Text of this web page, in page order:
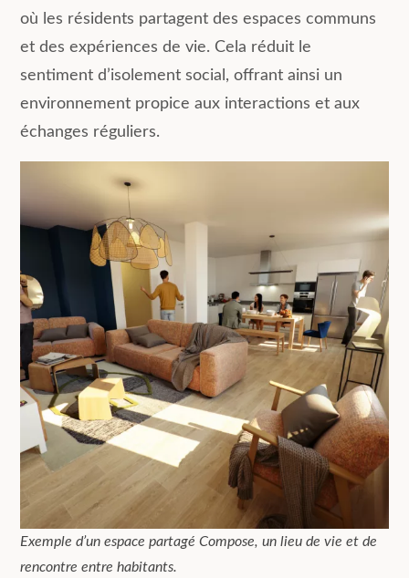
où les résidents partagent des espaces communs
et des expériences de vie. Cela réduit le
sentiment d’isolement social, offrant ainsi un
environnement propice aux interactions et aux
échanges réguliers.
Exemple d’un espace partagé Compose, un lieu de vie et de
rencontre entre habitants.